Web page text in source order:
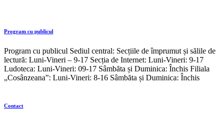
Program cu publicul
Program cu publicul Sediul central: Secțiile de împrumut și sălile de
lectură: Luni-Vineri – 9-17 Secția de Internet: Luni-Vineri: 9-17
Ludoteca: Luni-Vineri: 09-17 Sâmbăta și Duminica: Închis Filiala
„Cosânzeana”: Luni-Vineri: 8-16 Sâmbăta și Duminica: Închis
Contact